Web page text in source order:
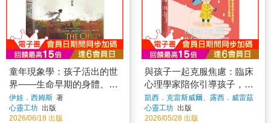
童年現象學：孩子活出的世
界——生命早期的身體、關
係、空間與時間經驗
伊娃．西姆斯 著
心靈工坊 出版
2026/06/18 出版
與孩子一起克服焦慮：臨床
心理學家陪你引導孩子，重
拾生活主動權
凱西．克雷斯威爾、露西．威雷茲
著
心靈工坊 出版
2026/05/28 出版